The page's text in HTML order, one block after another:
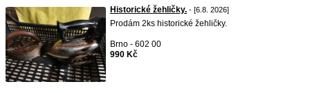
Historické žehličky. - [6.8. 2026]
Prodám 2ks historické žehličky.
Brno - 602 00
990 Kč